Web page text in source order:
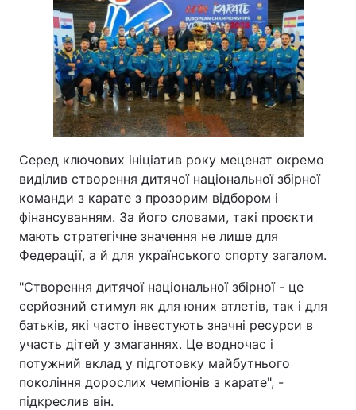
Серед ключових ініціатив року меценат окремо
виділив створення дитячої національної збірної
команди з карате з прозорим відбором і
фінансуванням. За його словами, такі проєкти
мають стратегічне значення не лише для
Федерації, а й для українського спорту загалом.
"Створення дитячої національної збірної - це
серйозний стимул як для юних атлетів, так і для
батьків, які часто інвестують значні ресурси в
участь дітей у змаганнях. Це водночас і
потужний вклад у підготовку майбутнього
покоління дорослих чемпіонів з карате", -
підкреслив він.